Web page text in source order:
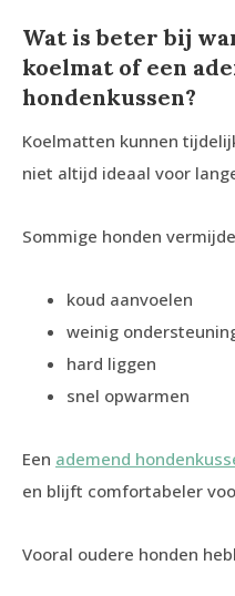
Wat is beter bij
koelmat of een
hondenkussen?
Koelmatten kunnen
niet altijd ideaal voor
Sommige honden
koud aanvoelen
weinig
hard liggen
snel opwarmen
Een ademend
en blijft comfortabeler
Vooral oudere honden